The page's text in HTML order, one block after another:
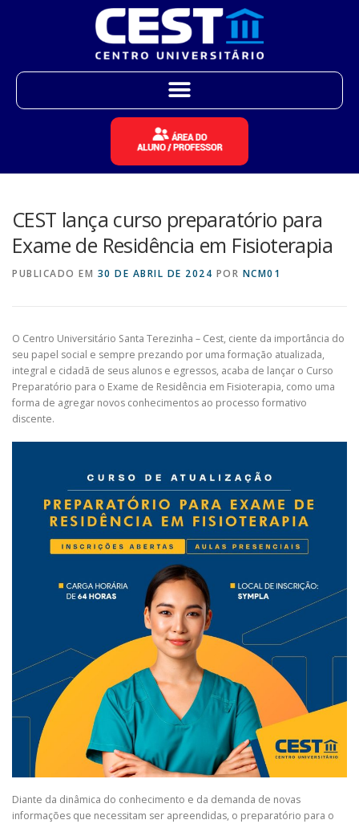
CEST lança curso preparatório para
Exame de Residência em Fisioterapia
PUBLICADO EM 30 DE ABRIL DE 2024 POR NCM01
O Centro Universitário Santa Terezinha – Cest, ciente da importância do
seu papel social e sempre prezando por uma formação atualizada,
integral e cidadã de seus alunos e egressos, acaba de lançar o Curso
Preparatório para o Exame de Residência em Fisioterapia, como uma
forma de agregar novos conhecimentos ao processo formativo
discente.
Diante da dinâmica do conhecimento e da demanda de novas
informações que necessitam ser apreendidas, o preparatório para o